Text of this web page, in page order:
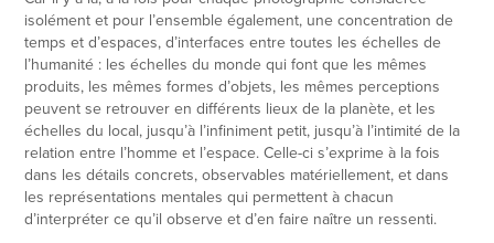
isolément et pour l’ensemble également, une concentration de
temps et d’espaces, d’interfaces entre toutes les échelles de
l’humanité : les échelles du monde qui font que les mêmes
produits, les mêmes formes d’objets, les mêmes perceptions
peuvent se retrouver en différents lieux de la planète, et les
échelles du local, jusqu’à l’infiniment petit, jusqu’à l’intimité de la
relation entre l’homme et l’espace. Celle-ci s’exprime à la fois
dans les détails concrets, observables matériellement, et dans
les représentations mentales qui permettent à chacun
d’interpréter ce qu’il observe et d’en faire naître un ressenti.